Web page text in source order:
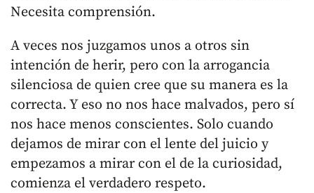
Necesita comprensión.
A veces nos juzgamos unos a otros sin
intención de herir, pero con la arrogancia
silenciosa de quien cree que su manera es la
correcta. Y eso no nos hace malvados, pero sí
nos hace menos conscientes. Solo cuando
dejamos de mirar con el lente del juicio y
empezamos a mirar con el de la curiosidad,
comienza el verdadero respeto.